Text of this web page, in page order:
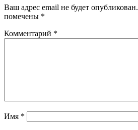
Ваш адрес email не будет опубликован.
помечены *
Комментарий *
Имя *